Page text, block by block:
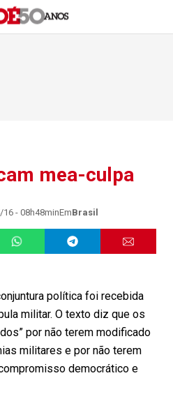
mea-culpa
- 08h48minEmBrasil
política foi recebida
militar. O texto diz que os
por não terem modificado
militares e por não terem
democrático e